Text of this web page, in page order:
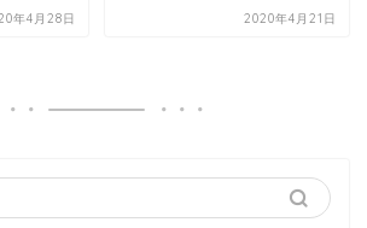
年4月28日 2020年4月21日